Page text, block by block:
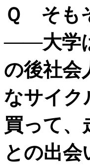
Ｑ そも
――大学
の後社会
なサイク
買って
との出